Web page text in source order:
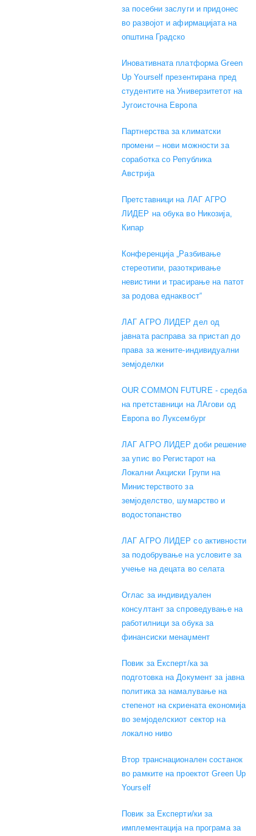
за посебни заслуги и придонес
во развојот и афирмацијата на
општина Градско
Иновативната платформа Green
Up Yourself презентирана пред
студентите на Универзитетот на
Југоисточна Европа
Партнерства за климатски
промени – нови можности за
соработка со Република
Австрија
Претставници на ЛАГ АГРО
ЛИДЕР на обука во Никозија,
Кипар
Конференција „Разбивање
стереотипи, разоткривање
невистини и трасирање на патот
за родова еднаквост“
ЛАГ АГРО ЛИДЕР дел од
јавната расправа за пристап до
права за жените-индивидуални
земјоделки
OUR COMMON FUTURE - средба
на претставници на ЛАгови од
Европа во Луксембург
ЛАГ АГРО ЛИДЕР доби решение
за упис во Регистарот на
Локални Акциски Групи на
Министерството за
земјоделство, шумарство и
водостопанство
ЛАГ АГРО ЛИДЕР со активности
за подобрување на условите за
учење на децата во селата
Оглас за индивидуален
консултант за спроведување на
работилници за обука за
финансиски менаџмент
Повик за Експерт/ка за
подготовка на Документ за јавна
политика за намалување на
степенот на скриената економија
во земјоделскиот сектор на
локално ниво
Втор транснационален состанок
во рамките на проектот Green Up
Yourself
Повик за Експерти/ки за
имплементација на програма за